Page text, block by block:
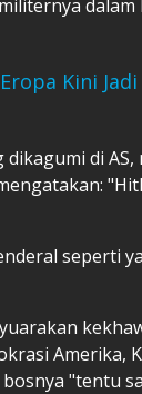
dalam
Kini
di
seperti
Amerika,
"tentu